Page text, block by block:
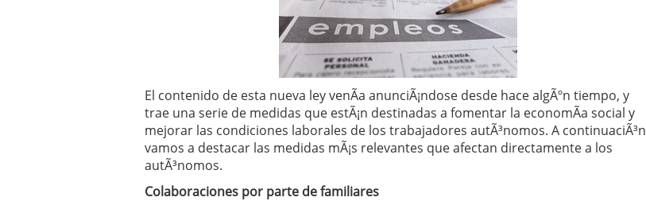
El contenido de esta nueva ley venÃ­a anunciÃ¡ndose desde hace algÃºn tiempo, y
trae una serie de medidas que estÃ¡n destinadas a fomentar la economÃ­a social y
mejorar las condiciones laborales de los trabajadores autÃ³nomos. A continuaciÃ³n
vamos a destacar las medidas mÃ¡s relevantes que afectan directamente a los
autÃ³nomos.
Colaboraciones por parte de familiares